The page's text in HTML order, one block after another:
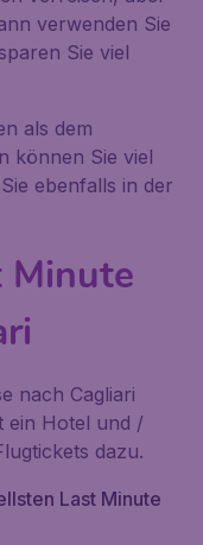
verwenden Sie
Sie viel
als dem
können Sie viel
ebenfalls in der
Minute
nach Cagliari
ein Hotel und /
dazu.
Last Minute